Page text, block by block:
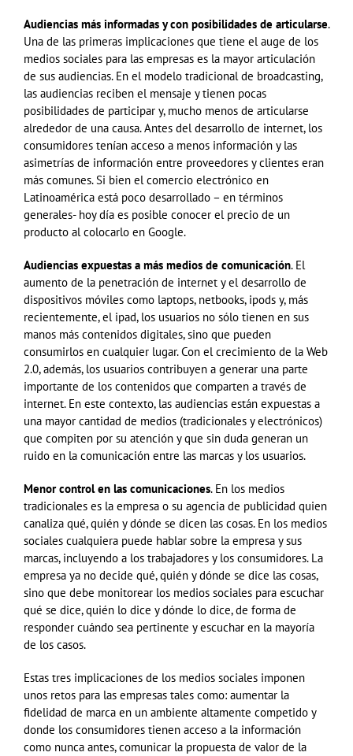
Audiencias más informadas y con posibilidades de articularse.
Una de las primeras implicaciones que tiene el auge de los
medios sociales para las empresas es la mayor articulación
de sus audiencias. En el modelo tradicional de broadcasting,
las audiencias reciben el mensaje y tienen pocas
posibilidades de participar y, mucho menos de articularse
alrededor de una causa. Antes del desarrollo de internet, los
consumidores tenían acceso a menos información y las
asimetrías de información entre proveedores y clientes eran
más comunes. Si bien el comercio electrónico en
Latinoamérica está poco desarrollado – en términos
generales- hoy día es posible conocer el precio de un
producto al colocarlo en Google.
Audiencias expuestas a más medios de comunicación. El
aumento de la penetración de internet y el desarrollo de
dispositivos móviles como laptops, netbooks, ipods y, más
recientemente, el ipad, los usuarios no sólo tienen en sus
manos más contenidos digitales, sino que pueden
consumirlos en cualquier lugar. Con el crecimiento de la Web
2.0, además, los usuarios contribuyen a generar una parte
importante de los contenidos que comparten a través de
internet. En este contexto, las audiencias están expuestas a
una mayor cantidad de medios (tradicionales y electrónicos)
que compiten por su atención y que sin duda generan un
ruido en la comunicación entre las marcas y los usuarios.
Menor control en las comunicaciones. En los medios
tradicionales es la empresa o su agencia de publicidad quien
canaliza qué, quién y dónde se dicen las cosas. En los medios
sociales cualquiera puede hablar sobre la empresa y sus
marcas, incluyendo a los trabajadores y los consumidores. La
empresa ya no decide qué, quién y dónde se dice las cosas,
sino que debe monitorear los medios sociales para escuchar
qué se dice, quién lo dice y dónde lo dice, de forma de
responder cuándo sea pertinente y escuchar en la mayoría
de los casos.
Estas tres implicaciones de los medios sociales imponen
unos retos para las empresas tales como: aumentar la
fidelidad de marca en un ambiente altamente competido y
donde los consumidores tienen acceso a la información
como nunca antes, comunicar la propuesta de valor de la